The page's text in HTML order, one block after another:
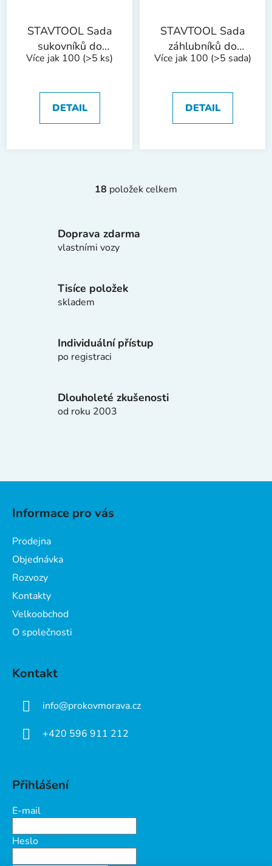
STAVTOOL Sada
sukovníků do
dřeva s SK plátky
dřevěný box
Více jak 100 (>5 ks)
DETAIL
STAVTOOL Sada
záhlubníků do
dřeva 90°, 3 díly |
Více jak 100 (>5 sada)
DETAIL
O
á
k
p
18 položek celkem
Doprava zdarma
vlastními vozy
Tisíce položek
skladem
Individuální přístup
po registraci
Dlouholeté zkušenosti
od roku 2003
Informace pro vás
Prodejna
Objednávka
Rozvozy
Kontakty
Velkoobchod
O společnosti
Kontakt
info@prokovmorava.cz
+420 596 911 212
Přihlášení
E-mail
Heslo